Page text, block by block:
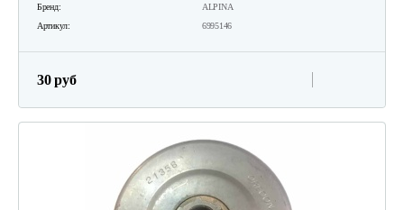
Бренд:
ALPINA
Артикул:
6995146
30 руб